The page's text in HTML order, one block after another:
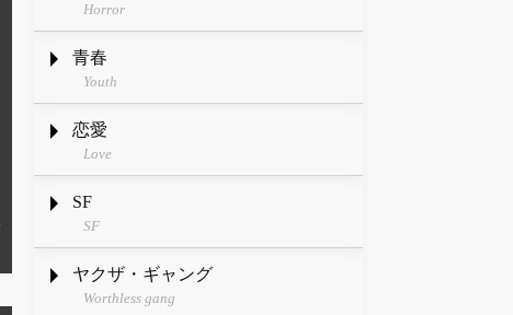
Horror
青春
Youth
恋愛
Love
SF
SF
ヤクザ・ギャング
Worthless gang